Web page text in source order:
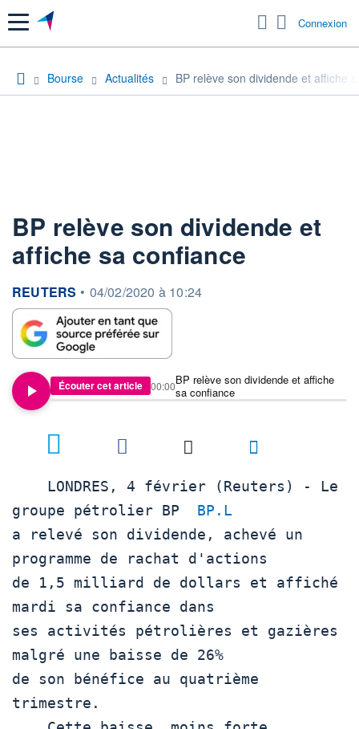
Menu Connexion
Bourse Actualités BP relève son dividende et affiche
BP relève son dividende et
affiche sa confiance
information fournie par
REUTERS • 04/02/2020 à 10:24
Écouter cet article
BP relève son dividende et affiche
sa confiance
00:00
groupe pétrolier BP BP.L
a relevé son dividende, achevé un
programme de rachat d'actions
de 1,5 milliard de dollars et affiché
mardi sa confiance dans
ses activités pétrolières et gazières
malgré une baisse de 26%
de son bénéfice au quatrième
trimestre.